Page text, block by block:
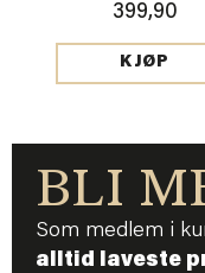
399,90
KJØP
BLI
Som medlem i
alltid laveste